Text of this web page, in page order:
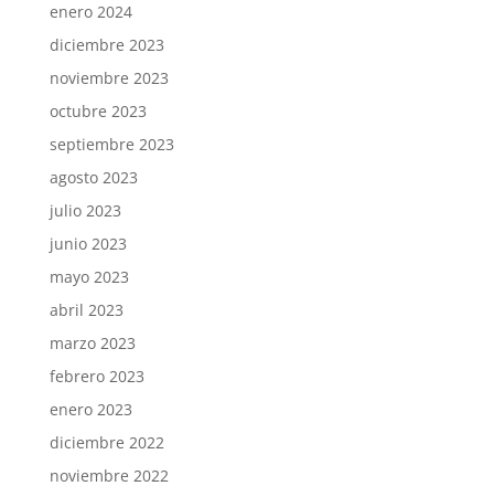
enero 2024
diciembre 2023
noviembre 2023
octubre 2023
septiembre 2023
agosto 2023
julio 2023
junio 2023
mayo 2023
abril 2023
marzo 2023
febrero 2023
enero 2023
diciembre 2022
noviembre 2022